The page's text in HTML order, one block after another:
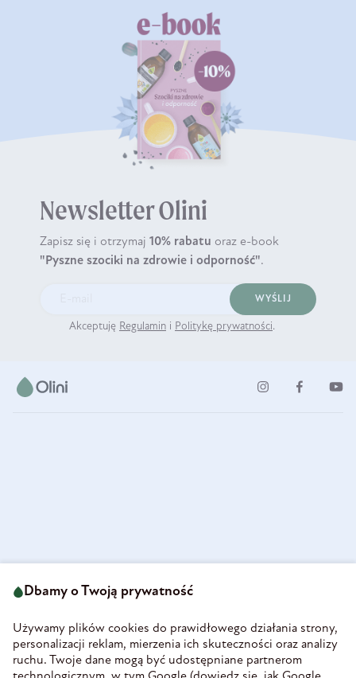
Newsletter Olini
Zapisz się i otrzymaj 10% rabatu oraz e-book
"Pyszne szociki na zdrowie i odporność".
WYŚLIJ
Akceptuję Regulamin i Politykę prywatności.
58-160 Świebodzice
REGON 890213034
INFORMACJE
Dbamy o Twoją prywatność
Używamy plików cookies do prawidłowego działania strony,
personalizacji reklam, mierzenia ich skuteczności oraz analizy
ruchu. Twoje dane mogą być udostępniane partnerom